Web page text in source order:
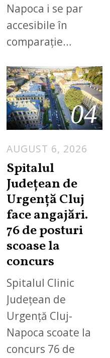
Napoca i se par
accesibile în
comparație…
04
AUGUST 6, 2026
Spitalul
Județean de
Urgență Cluj
face angajări.
76 de posturi
scoase la
concurs
Spitalul Clinic
Județean de
Urgență Cluj-
Napoca scoate la
concurs 76 de